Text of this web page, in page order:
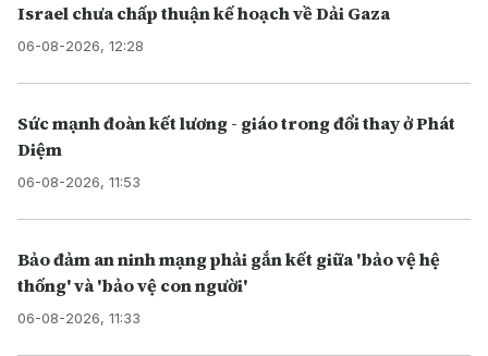
Israel chưa chấp thuận kế hoạch về Dải Gaza
06-08-2026, 12:28
Sức mạnh đoàn kết lương - giáo trong đổi thay ở Phát
Diệm
06-08-2026, 11:53
Bảo đảm an ninh mạng phải gắn kết giữa 'bảo vệ hệ
thống' và 'bảo vệ con người'
06-08-2026, 11:33